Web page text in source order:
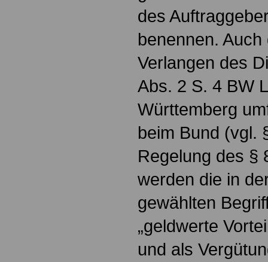
des
benennen.
Verlangen des
Abs. 2 S. 4 BW
Württemberg
beim Bund (vgl.
Regelung des §
werden die in
gewählten
„geldwerte
und als